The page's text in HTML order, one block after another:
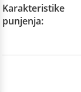
Karakteristike
punjenja: